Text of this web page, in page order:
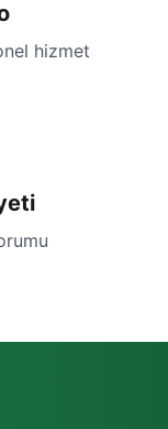
hizmet